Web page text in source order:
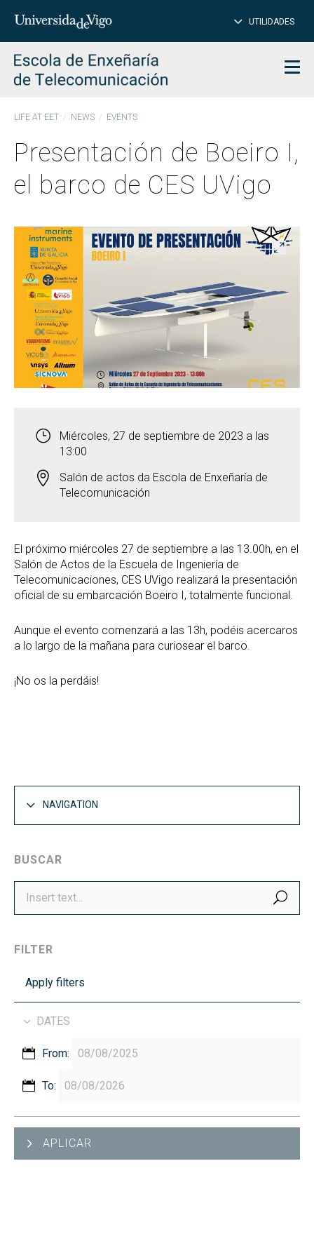
Insert
to
search
UTILIDADES
LIFE AT EET NEWS EVENTS
Presentación de Boeiro I,
el barco de CES UVigo
Open
Miércoles, 27 de septiembre de 2023 a las
13:00
Salón de actos da Escola de Enxeñaría de
Telecomunicación
El próximo miércoles 27 de septiembre a las 13.00h, en el
Salón de Actos de la Escuela de Ingeniería de
Telecomunicaciones, CES UVigo realizará la presentación
oficial de su embarcación Boeiro I, totalmente funcional.
Aunque el evento comenzará a las 13h, podéis acercaros
a lo largo de la mañana para curiosear el barco.
¡No os la perdáis!
NAVIGATION
BUSCAR
FILTER
Apply filters
DATES
From:
To:
APLICAR